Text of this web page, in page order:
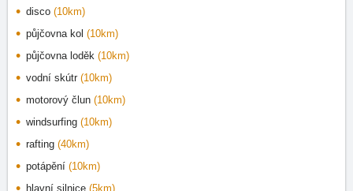
disco (10km)
půjčovna kol (10km)
půjčovna loděk (10km)
vodní skútr (10km)
motorový člun (10km)
windsurfing (10km)
rafting (40km)
potápění (10km)
hlavní silnice (5km)